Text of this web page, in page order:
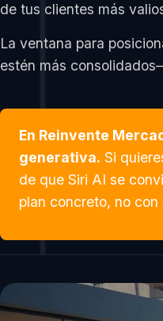
de tus clientes más
La ventana para
estén más
En Reinvente
generativa. Si
de que Siri AI se
plan concreto, no